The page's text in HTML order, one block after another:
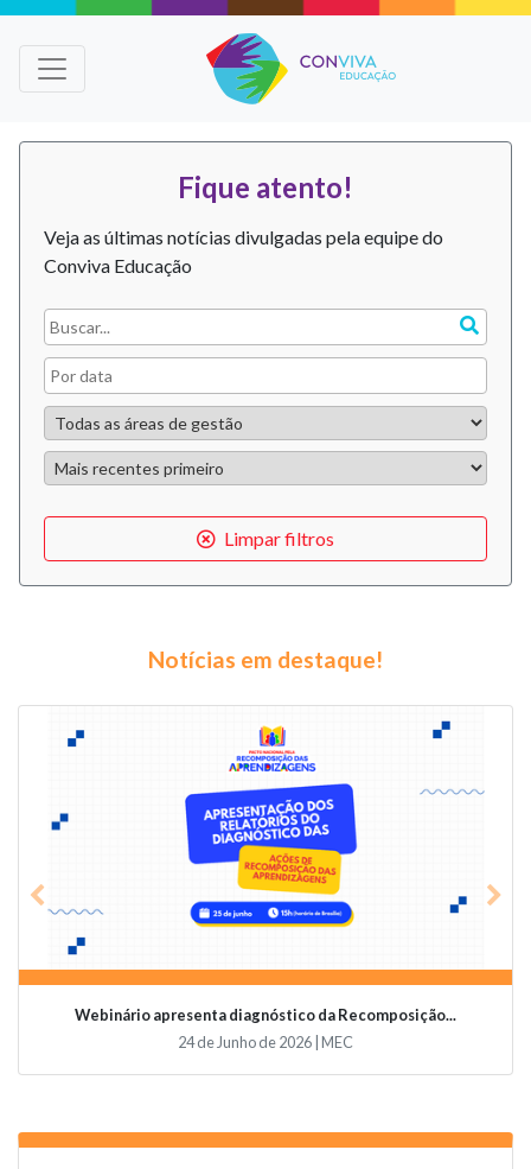
Fique atento!
Veja as últimas notícias divulgadas pela equipe do
Conviva Educação
Limpar filtros
Notícias em destaque!
Webinário apresenta diagnóstico da Recomposição...
24 de Junho de 2026 | MEC
Previous